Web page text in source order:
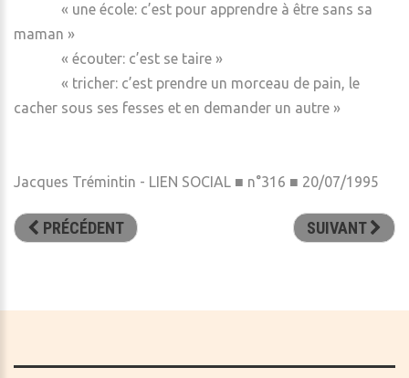
« une école: c’est pour apprendre à être sans sa
maman »
« écouter: c’est se taire »
« tricher: c’est prendre un morceau de pain, le
cacher sous ses fesses et en demander un autre »
Jacques Trémintin - LIEN SOCIAL ■ n°316 ■ 20/07/1995
PRÉCÉDENT SUIVANT